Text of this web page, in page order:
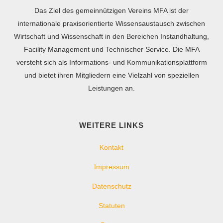
Das Ziel des gemeinnützigen Vereins MFA ist der
internationale praxisorientierte Wissensaustausch zwischen
Wirtschaft und Wissenschaft in den Bereichen Instandhaltung,
Facility Management und Technischer Service. Die MFA
versteht sich als Informations- und Kommunikationsplattform
und bietet ihren Mitgliedern eine Vielzahl von speziellen
Leistungen an.
WEITERE LINKS
Kontakt
Impressum
Datenschutz
Statuten